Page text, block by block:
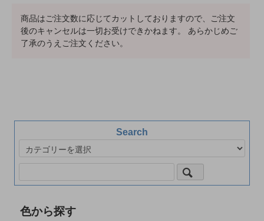
商品はご注文数に応じてカットしておりますので、ご注文
後のキャンセルは一切お受けできかねます。 あらかじめご
了承のうえご注文ください。
Search
色から探す